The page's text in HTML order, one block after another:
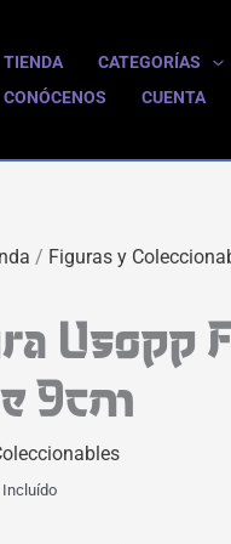
TIENDA CATEGORÍAS
CONÓCENOS
CUENTA
/ Figuras y
Usopp
9cm
Incluído